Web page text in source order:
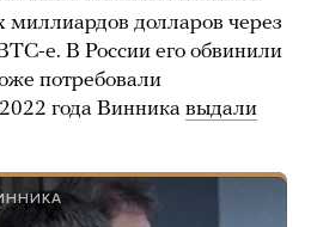
миллиардов долларов через
е. В России его обвинили
потребовали
года Винника выдали